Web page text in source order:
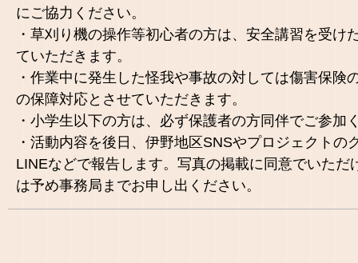
にご協力ください。
・草刈り機の操作等初心者の方は、安全講習を受け
ていただきます。
・作業中に発生した怪我や事故の対しては傷害保険
の保障対応とさせていただきます。
・小学生以下の方は、必ず保護者の方同伴でご参加
・活動内容を後日、伊野地区SNSやプロジェクトの
LINEなどで報告します。写真の掲載に同意でいただ
は予め事務局までお申し出ください。